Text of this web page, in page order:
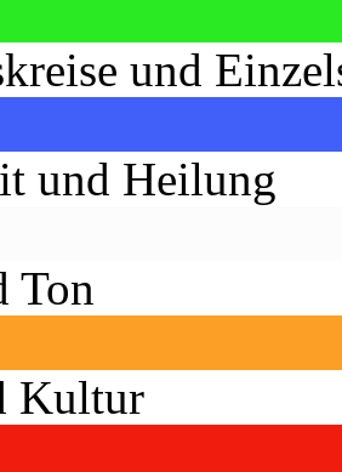
und
und Heilung
Ton
Kultur